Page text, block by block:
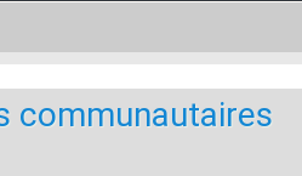
communautaires